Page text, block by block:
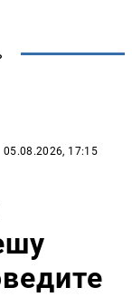
05.08.2026, 17:15